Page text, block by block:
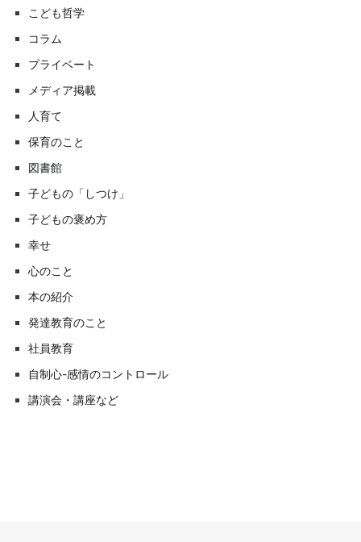
こども哲学
コラム
プライベート
メディア掲載
人育て
保育のこと
図書館
子どもの「しつけ」
子どもの褒め方
幸せ
心のこと
本の紹介
発達教育のこと
社員教育
自制心-感情のコントロール
講演会・講座など